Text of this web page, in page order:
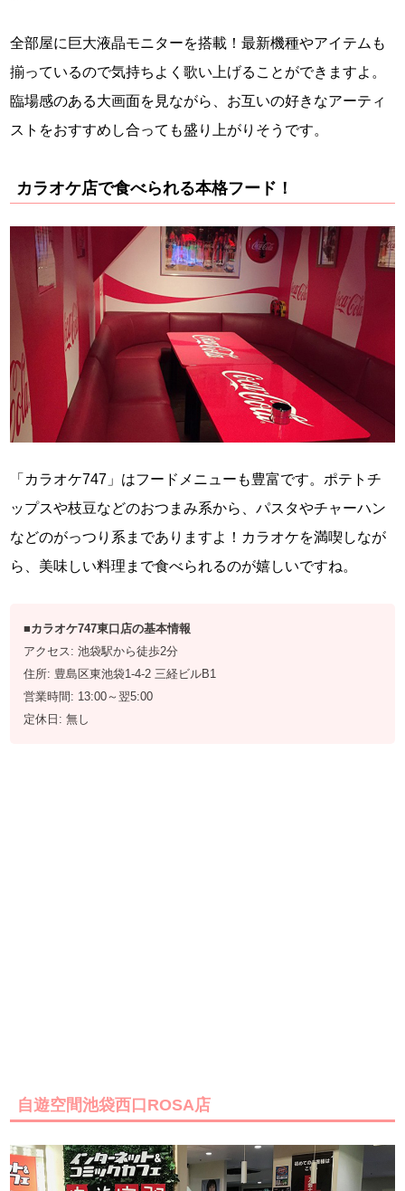
全部屋に巨大液晶モニターを搭載！最新機種やアイテムも
揃っているので気持ちよく歌い上げることができますよ。
臨場感のある大画面を見ながら、お互いの好きなアーティ
ストをおすすめし合っても盛り上がりそうです。
カラオケ店で食べられる本格フード！
「カラオケ747」はフードメニューも豊富です。ポテトチ
ップスや枝豆などのおつまみ系から、パスタやチャーハン
などのがっつり系までありますよ！カラオケを満喫しなが
ら、美味しい料理まで食べられるのが嬉しいですね。
■カラオケ747東口店の基本情報
アクセス: 池袋駅から徒歩2分
住所: 豊島区東池袋1-4-2 三経ビルB1
営業時間: 13:00～翌5:00
定休日: 無し
自遊空間池袋西口ROSA店